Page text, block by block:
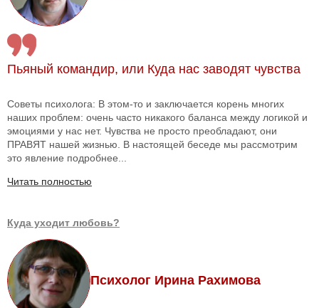
Пьяный командир, или Куда нас заводят чувства
Советы психолога: В этом-то и заключается корень многих
наших проблем: очень часто никакого баланса между логикой и
эмоциями у нас нет. Чувства не просто преобладают, они
ПРАВЯТ нашей жизнью. В настоящей беседе мы рассмотрим
это явление подробнее...
Читать полностью
Куда уходит любовь?
Психолог Ирина Рахимова